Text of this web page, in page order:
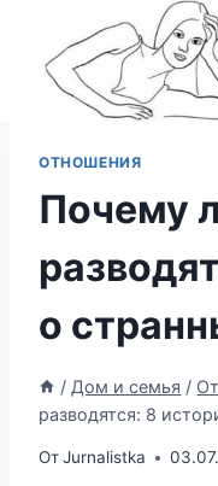
содержимому
ОТНОШЕНИЯ
Почему
о
/ Дом и семья /
разводятся: 8
ОтJurnalistka